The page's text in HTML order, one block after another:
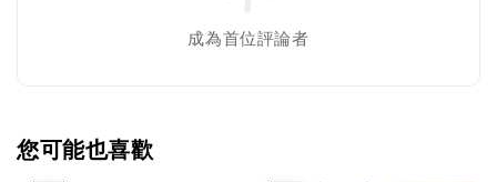
成為首位評論者
您可能也喜歡